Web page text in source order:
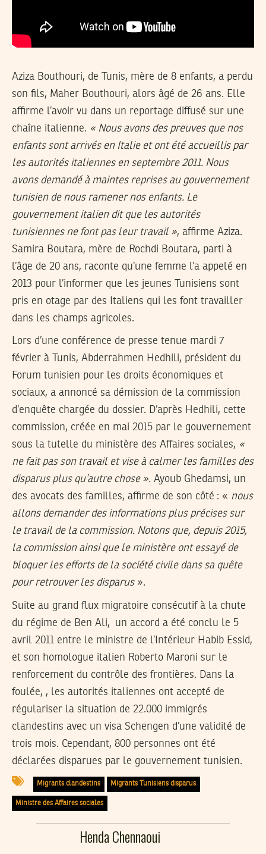
Aziza Bouthouri, de Tunis, mère de 8 enfants, a perdu
son fils, Maher Bouthouri, alors âgé de 26 ans. Elle
affirme l’avoir vu dans un reportage diffusé sur une
chaîne italienne. « Nous avons des preuves que nos
enfants sont arrivés en Italie et ont été accueillis par
les autorités italiennes en septembre 2011. Nous
avons demandé à maintes reprises au gouvernement
tunisien de nous ramener nos enfants. Le
gouvernement italien dit que les autorités
tunisiennes ne font pas leur travail », affirme Aziza.
Samira Boutara, mère de Rochdi Boutara, parti à
l’âge de 20 ans, raconte qu’une femme l’a appelé en
2013 pour l’informer que les jeunes Tunisiens sont
pris en otage par des Italiens qui les font travailler
dans les champs agricoles.
Lors d’une conférence de presse tenue mardi 7
février à Tunis, Abderrahmen Hedhili, président du
Forum tunisien pour les droits économiques et
sociaux, a annoncé sa démission de la commission
d’enquête chargée du dossier. D’après Hedhili, cette
commission, créée en mai 2015 par le gouvernement
sous la tutelle du ministère des Affaires sociales, «
ne fait pas son travail et vise à calmer les familles des
disparus plus qu’autre chose ». Ayoub Ghedamsi, un
des avocats des familles, affirme de son côté : « nous
allons demander des informations plus précises sur
le travail de la commission. Notons que, depuis 2015,
la commission ainsi que le ministère ont essayé de
bloquer les efforts de la société civile dans sa quête
pour retrouver les disparus».
Suite au grand flux migratoire consécutif à la chute
du régime de Ben Ali, un accord a été conclu le 5
avril 2011 entre le ministre de l’Intérieur Habib Essid,
et son homologue italien Roberto Maroni sur le
renforcement du contrôle des frontières. Dans la
foulée, , les autorités italiennes ont accepté de
régulariser la situation de 22.000 immigrés
clandestins avec un visa Schengen d’une validité de
trois mois. Cependant, 800 personnes ont été
déclarées disparues par le gouvernement tunisien.
Migrants clandestins Migrants Tunisiens disparus
Ministre des Affaires sociales
Henda Chennaoui